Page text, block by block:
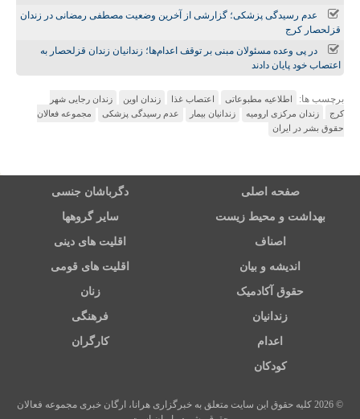
عدم رسیدگی پزشکی؛ گزارشی از آخرین وضعیت مصطفی رمضانی در زندان
قزلحصار کرج
در پی وعده مسئولان مبنی بر توقف اعدام‌ها؛ زندانیان زندان قزلحصار به
اعتصاب خود پایان دادند
برچسب ها: اطلاعیه مطبوعاتی اعتصاب غذا زندان اوین
زندان رجایی شهر
کرج
زندان مرکزی ارومیه زندانیان بیمار عدم رسیدگی پزشکی
مجموعه فعالان
حقوق بشر در ایران
صفحه اصلی دگرباشان جنسی
بهداشت و محیط زیست سایر گروهها
اصناف اقلیت های دینی
اندیشه و بیان اقلیت های قومی
حقوق آکادمیک زنان
زندانیان فرهنگی
اعدام کارگران
کودکان
© 2026 کلیه حقوق این سایت متعلق به خبرگزاری هرانا، ارگان خبری مجموعه فعالان